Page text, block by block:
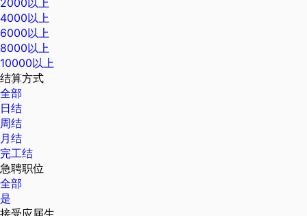
2000以上
4000以上
6000以上
8000以上
10000以上
结算方式
全部
日结
周结
月结
完工结
急聘职位
全部
是